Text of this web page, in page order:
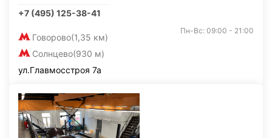
+7 (495) 125-38-41
Говорово(1,35 км)
Солнцево(930 м)
Пн-Вс: 09:00 - 21:00
ул.Главмосстроя 7а